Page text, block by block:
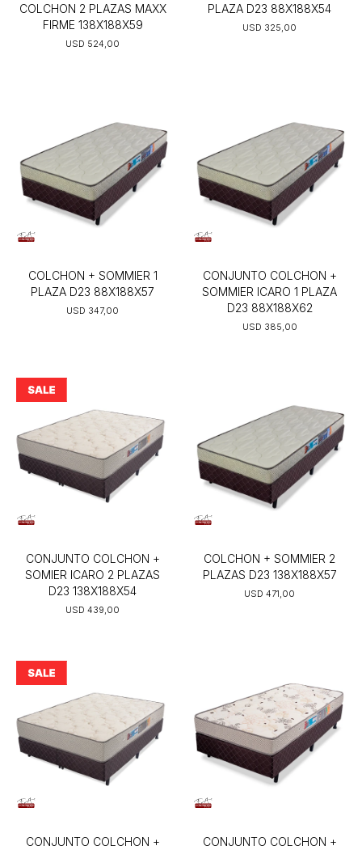
COLCHON 2 PLAZAS MAXX
FIRME 138X188X59
USD 524,00
PLAZA D23 88X188X54
USD 325,00
COLCHON + SOMMIER 1
PLAZA D23 88X188X57
USD 347,00
CONJUNTO COLCHON +
SOMMIER ICARO 1 PLAZA
D23 88X188X62
USD 385,00
CONJUNTO COLCHON +
SOMIER ICARO 2 PLAZAS
D23 138X188X54
USD 439,00
COLCHON + SOMMIER 2
PLAZAS D23 138X188X57
USD 471,00
CONJUNTO COLCHON +
CONJUNTO COLCHON +